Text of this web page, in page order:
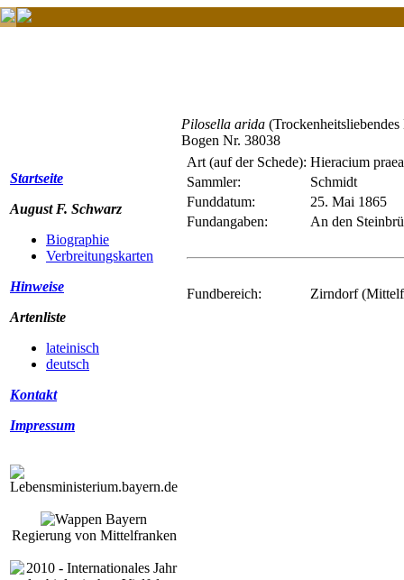
Startseite
August F. Schwarz
Biographie
Verbreitungskarten
Hinweise
Artenliste
lateinisch
deutsch
Kontakt
Impressum
Regierung von Mittelfranken
Pilosella arida
Bogen Nr. 38038
Art (auf der Schede): Hieracium
Sammler:
Schmidt
Funddatum:
25. Mai 1865
Fundangaben:
An den
Fundbereich: Zirndorf